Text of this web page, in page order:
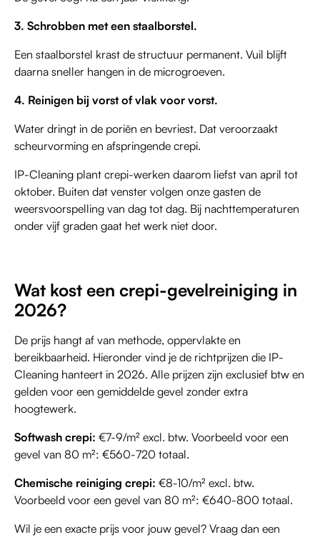
3. Schrobben met een staalborstel.
Een staalborstel krast de structuur permanent. Vuil blijft
daarna sneller hangen in de microgroeven.
4. Reinigen bij vorst of vlak voor vorst.
Water dringt in de poriën en bevriest. Dat veroorzaakt
scheurvorming en afspringende crepi.
IP-Cleaning plant crepi-werken daarom liefst van april tot
oktober. Buiten dat venster volgen onze gasten de
weersvoorspelling van dag tot dag. Bij nachttemperaturen
onder vijf graden gaat het werk niet door.
Wat kost een crepi-gevelreiniging in
2026?
De prijs hangt af van methode, oppervlakte en
bereikbaarheid. Hieronder vind je de richtprijzen die IP-
Cleaning hanteert in 2026. Alle prijzen zijn exclusief btw en
gelden voor een gemiddelde gevel zonder extra
hoogtewerk.
Softwash crepi: €7-9/m² excl. btw. Voorbeeld voor een
gevel van 80 m²: €560-720 totaal.
Chemische reiniging crepi: €8-10/m² excl. btw.
Voorbeeld voor een gevel van 80 m²: €640-800 totaal.
Wil je een exacte prijs voor jouw gevel? Vraag dan een